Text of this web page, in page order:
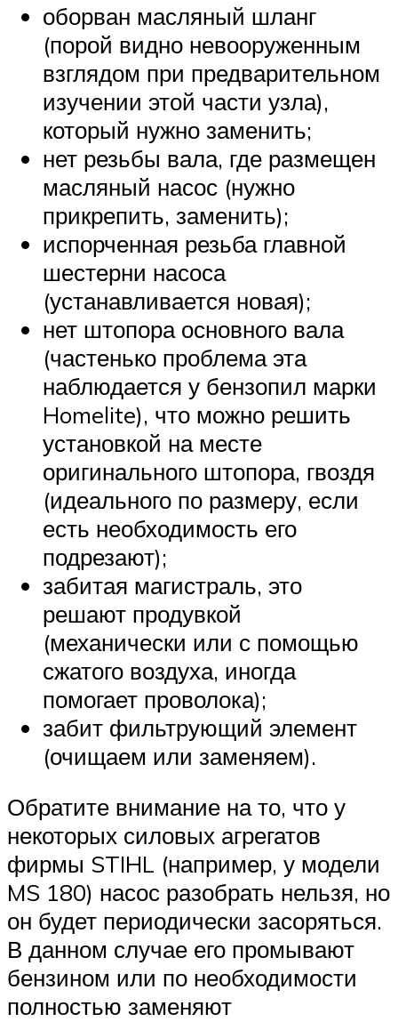
оборван масляный шланг
(порой видно невооруженным
взглядом при предварительном
изучении этой части узла),
который нужно заменить;
нет резьбы вала, где размещен
масляный насос (нужно
прикрепить, заменить);
испорченная резьба главной
шестерни насоса
(устанавливается новая);
нет штопора основного вала
(частенько проблема эта
наблюдается у бензопил марки
Homelite), что можно решить
установкой на месте
оригинального штопора, гвоздя
(идеального по размеру, если
есть необходимость его
подрезают);
забитая магистраль, это
решают продувкой
(механически или с помощью
сжатого воздуха, иногда
помогает проволока);
забит фильтрующий элемент
(очищаем или заменяем).
Обратите внимание на то, что у
некоторых силовых агрегатов
фирмы STIHL (например, у модели
MS 180) насос разобрать нельзя, но
он будет периодически засоряться.
В данном случае его промывают
бензином или по необходимости
полностью заменяют